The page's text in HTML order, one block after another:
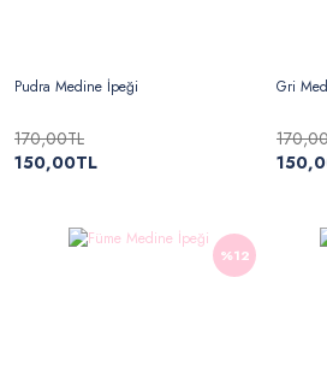
Pudra Medine İpeği
170,00TL
150,00TL
Gri
%12